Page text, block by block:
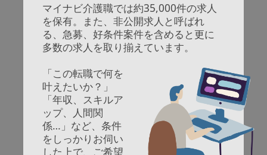
マイナビ介護職では約35,000件の求人
を保有。 また、非公開求人と呼ばれ
る、急募、好条件案件を含めると更に
多数の求人を取り揃えています。
「この転職で何を
叶えたいか？」
「年収、スキルア
ップ、人間関
係…」など、条件
をしっかりお伺い
した上で、ご希望